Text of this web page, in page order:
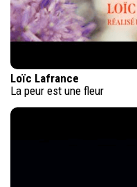
Loïc Lafrance
La peur est une fleur